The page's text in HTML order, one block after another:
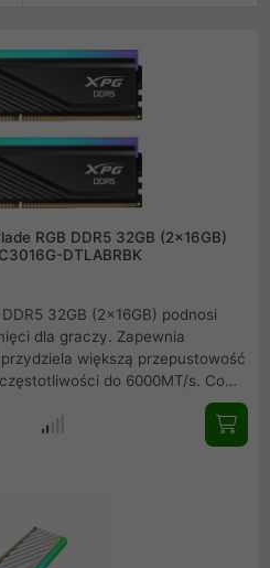
RGB DDR5 32GB (2x16GB)
DTLABRBK
32GB (2x16GB) podnosi
dla graczy. Zapewnia
większą przepustowość
do 6000MT/s. Co
w PMIC (Power Management
Correcting Code) dla